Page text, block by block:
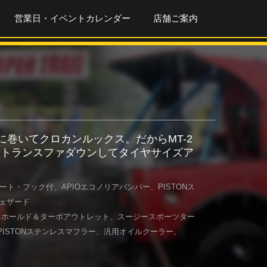
営業日・イベントカレンダー 店舗ご案内
巻いてクロカンルックス。だからMT-2
ランスファダウンしてタイヤサイズア
ト・フック付、APIOエコノリアバンパー、PISTONス
ザード
ールド＆ターボアウトレット、スージースポーツター
ステンレスマフラー、汎用オイルクーラー、